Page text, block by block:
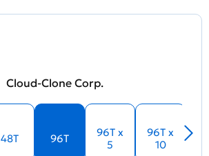
Cloud-Clone Corp.
48T 96T
96T x
5
96T x
10